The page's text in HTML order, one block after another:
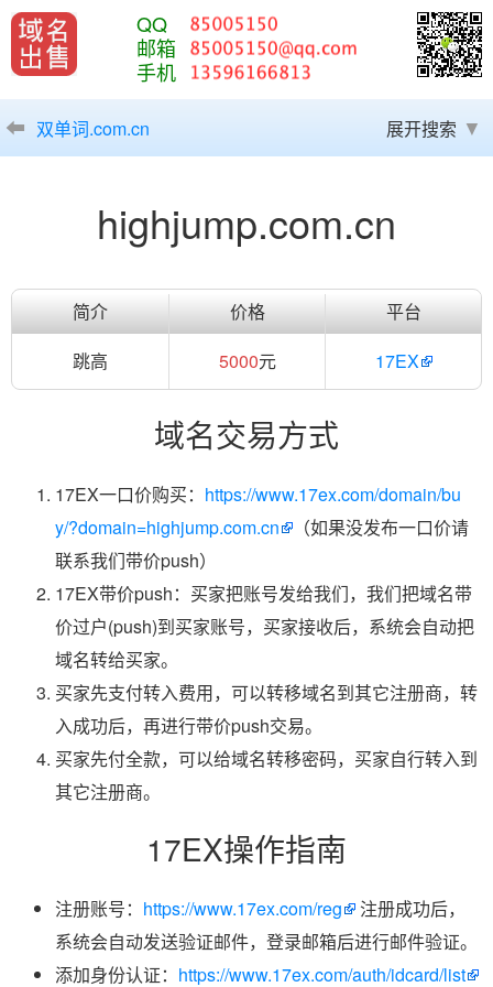
QQ
邮箱
手机
双单词.com.cn 展开搜索
highjump.com.cn
简介 价格
平台
跳高
5000元 17EX
域名交易方式
17EX一口价购买： https://www.17ex.com/domain/bu
y/?domain=highjump.com.cn
（如果没发布一口价请
联系我们带价push）
17EX带价push：买家把账号发给我们，我们把域名带
价过户(push)到买家账号，买家接收后，系统会自动把
域名转给买家。
买家先支付转入费用，可以转移域名到其它注册商，转
入成功后，再进行带价push交易。
买家先付全款，可以给域名转移密码，买家自行转入到
其它注册商。
17EX操作指南
注册账号： https://www.17ex.com/reg
注册成功后，
系统会自动发送验证邮件，登录邮箱后进行邮件验证。
添加身份认证： https://www.17ex.com/auth/idcard/list